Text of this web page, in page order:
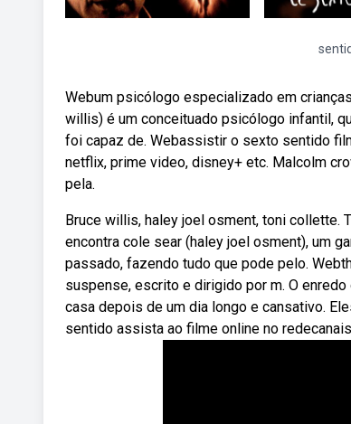
Webum psicólogo especializado em
willis) é um conceituado psicólogo infantil,
foi capaz de. Webassistir o sexto sentido
netflix, prime video, disney+ etc. Malcolm
pela.
Bruce willis, haley joel osment, toni collette.
encontra cole sear (haley joel osment), um
passado, fazendo tudo que pode pelo.
suspense, escrito e dirigido por m. O
casa depois de um dia longo e cansativo.
sentido assista ao filme online no